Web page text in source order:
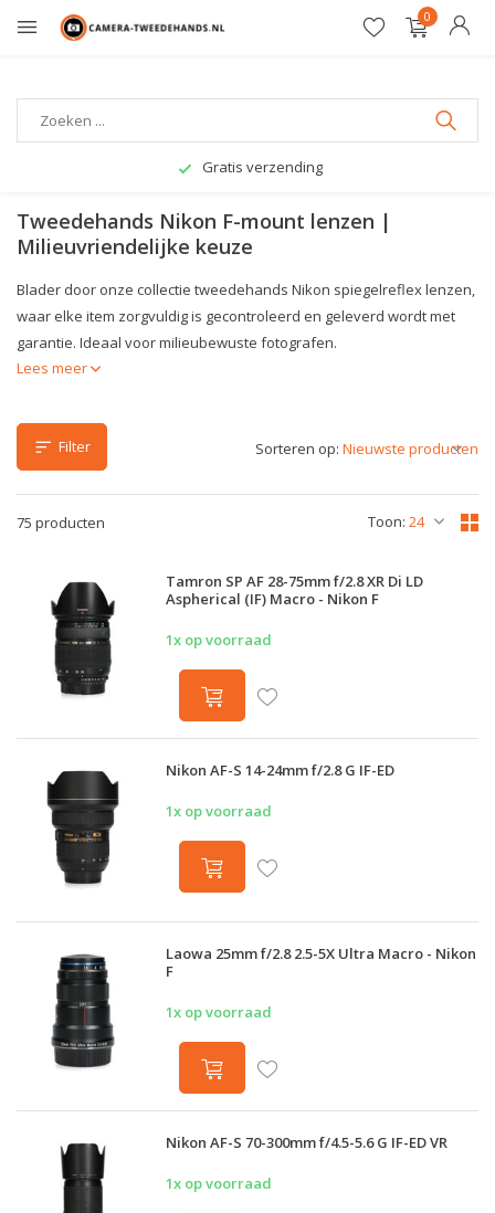
0
Gratis verzending
Tweedehands Nikon F-mount lenzen |
Milieuvriendelijke keuze
Blader door onze collectie tweedehands Nikon spiegelreflex lenzen,
waar elke item zorgvuldig is gecontroleerd en geleverd wordt met
garantie. Ideaal voor milieubewuste fotografen.
Lees meer
Filter
75 producten Toon:
Sorteren op:
Tamron SP AF 28-75mm f/2.8 XR Di LD
Aspherical (IF) Macro - Nikon F
1x op voorraad
Nikon AF-S 14-24mm f/2.8 G IF-ED
1x op voorraad
Laowa 25mm f/2.8 2.5-5X Ultra Macro - Nikon
F
1x op voorraad
Nikon AF-S 70-300mm f/4.5-5.6 G IF-ED VR
1x op voorraad